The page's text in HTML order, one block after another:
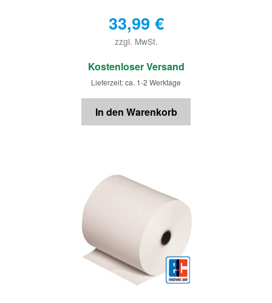
33,99 €
zzgl. MwSt.
€
Kostenloser Versand
Lieferzeit: ca. 1-2 Werktage
In den Warenkorb